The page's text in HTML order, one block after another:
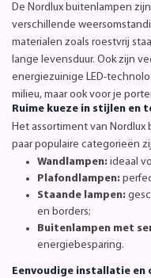
De Nordlux buitenlampen
verschillende
materialen zoals roestvrij
lange levensduur. Ook zijn
energiezuinige LED-
milieu, maar ook voor je
Ruime kueze in stijlen en
Het assortiment van
paar populaire categorieën
Wandlampen: ideaal
Plafondlampen:
Staande lampen:
en borders;
Buitenlampen met
energiebesparing.
Eenvoudige installatie en